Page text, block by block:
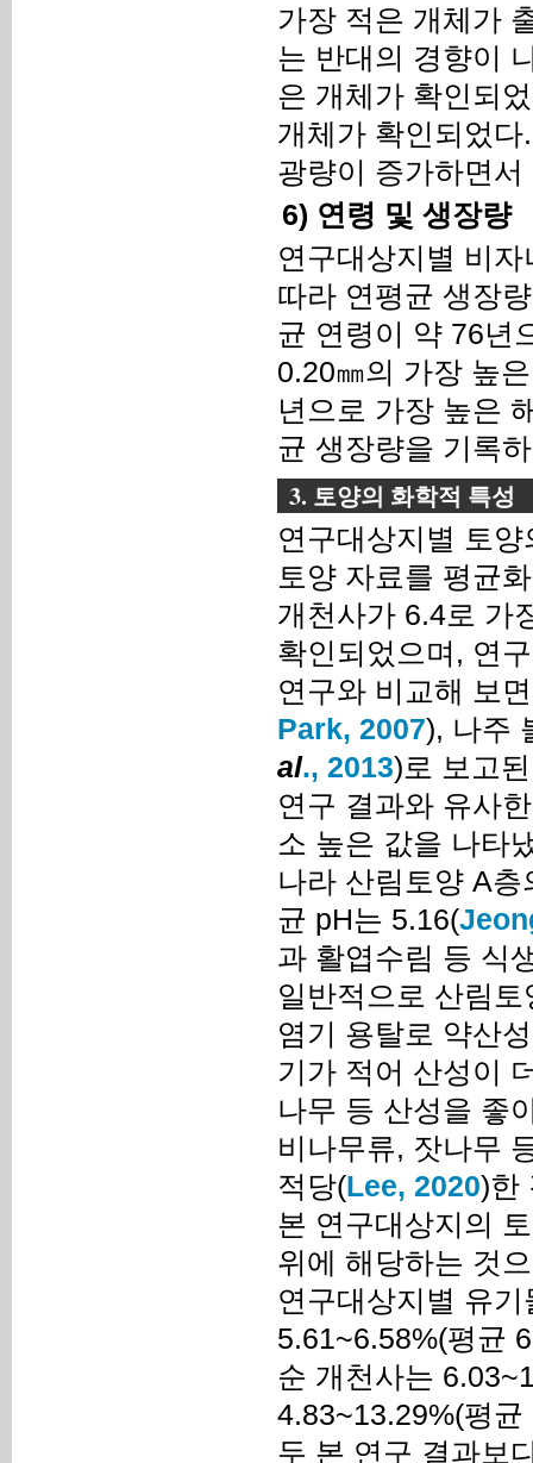
가장 적은 개체가
는 반대의 경향이
은 개체가 확인되
개체가 확인되었
광량이 증가하면
6) 연령 및 생장량
연구대상지별 비
따라 연평균 생장
균 연령이 약 76년
0.20㎜의 가장 높
년으로 가장 높은
균 생장량을 기록
3. 토양의 화학적 특성
연구대상지별 토
토양 자료를 평균
개천사가 6.4로 가
확인되었으며, 연
연구와 비교해 보
Park, 2007), 나주
al., 2013)로 보고
연구 결과와 유사
소 높은 값을 나타
나라 산림토양 A
균 pH는 5.16(
과 활엽수림 등 식
일반적으로 산림
염기 용탈로 약산
기가 적어 산성이
나무 등 산성을 좋
비나무류, 잣나무
적당(Lee, 2020)한
본 연구대상지의
위에 해당하는 것
연구대상지별 유
5.61~6.58%(평균
순 개천사는
4.83~13.29%(평
두 본 연구 결과보